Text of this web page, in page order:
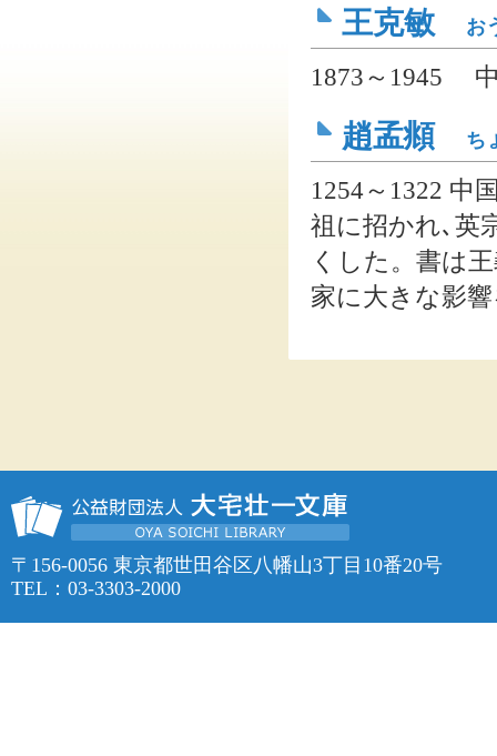
王克敏 お
1873～1945
趙孟頫 ち
1254～1322 中
祖に招かれ､英
くした。書は
家に大きな影
〒156-0056 東京都世田谷区八幡山3丁目10番20号
TEL：03-3303-2000